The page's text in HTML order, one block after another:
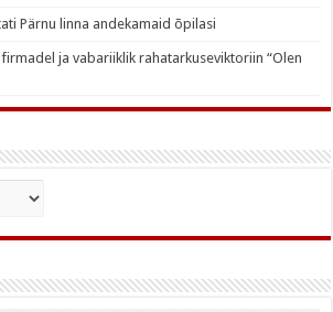
Pärnu linna andekamaid õpilasi
ja vabariiklik rahatarkuseviktoriin “Olen